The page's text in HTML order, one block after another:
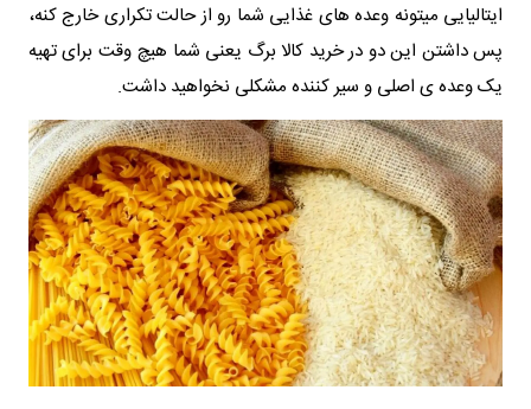
ایتالیایی میتونه وعده‌ های غذایی شما رو از حالت تکراری خارج کنه،
پس داشتن این دو در خرید کالا برگ یعنی شما هیچ وقت برای تهیه
یک وعده‌ ی اصلی و سیر کننده مشکلی نخواهید داشت.